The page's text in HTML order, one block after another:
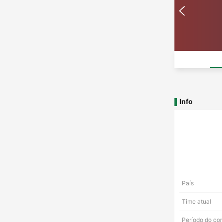
Info
País
Time atual
Período do